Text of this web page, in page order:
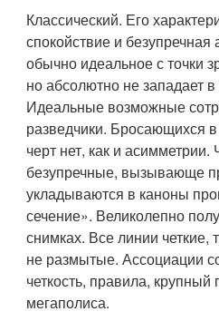
Классический. Его
спокойствие и безупречная
обычно идеальное с точки
но абсолютно не западает
Идеальные возможные
разведчики. Бросающихся
черт нет, как и
безупречные, вызывающе
укладываются в каноны
сечение». Великолепно
снимках. Все линии четкие,
не размытые. Ассоциации
четкость, правила, крупный
мегаполиса.